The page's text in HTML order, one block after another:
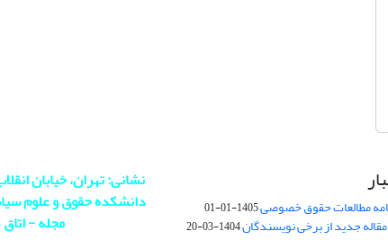
مطالعات حقوق خصوصی1405-01-01
جدید از برخی نویسندگان1404-03-20
نشانی: تهران، خیابان
مجله - اتاق 413